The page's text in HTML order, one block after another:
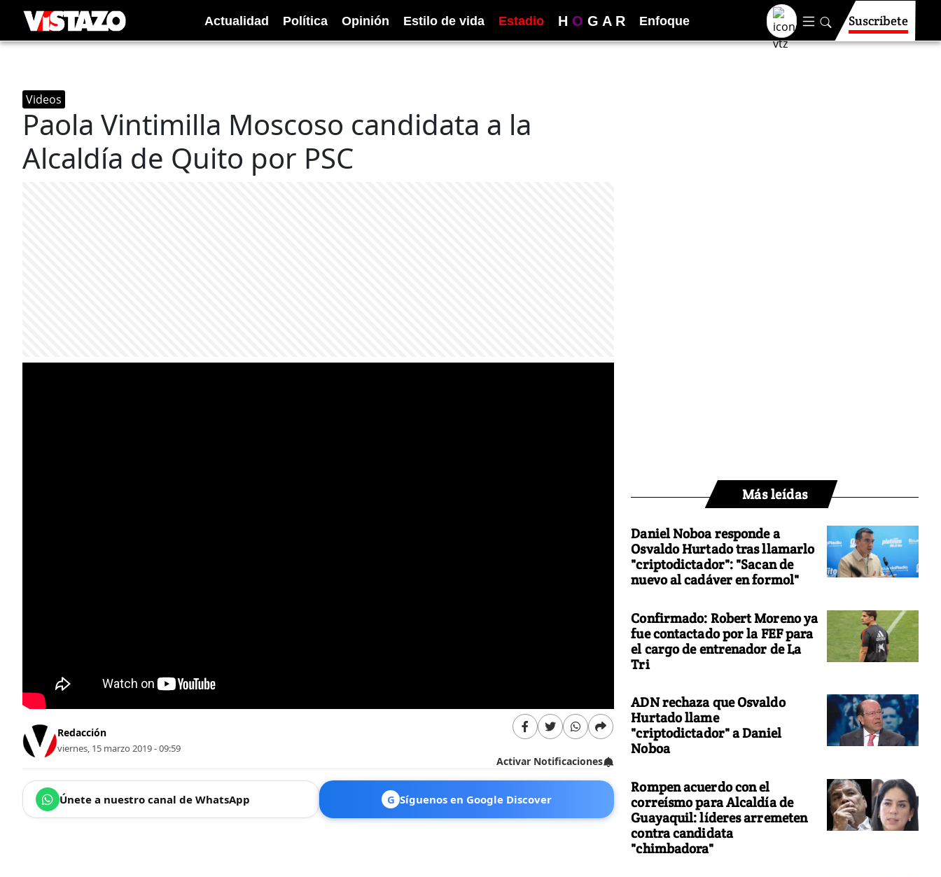
Actualidad Política Opinión Estilo de vida Estadio H O G A R Enfoque Suscríbete
Videos
Paola Vintimilla Moscoso candidata a la
Alcaldía de Quito por PSC
Redacción
viernes, 15 marzo 2019 - 09:59
Activar Notificaciones
Únete a nuestro canal de WhatsApp G Síguenos en Google Discover
Más leídas
Daniel Noboa responde a
Osvaldo Hurtado tras llamarlo
"criptodictador": "Sacan de
nuevo al cadáver en formol"
Confirmado: Robert Moreno ya
fue contactado por la FEF para
el cargo de entrenador de La
Tri
ADN rechaza que Osvaldo
Hurtado llame
"criptodictador" a Daniel
Noboa
Rompen acuerdo con el
correísmo para Alcaldía de
Guayaquil: líderes arremeten
contra candidata
"chimbadora"